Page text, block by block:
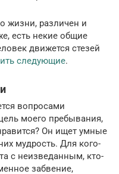
жизни, различен и
есть некие общие
движется стезей
следующие.
вопросами
моего пребывания,
Он ищет умные
мудрость. Для кого-
с неизведанным, кто-
забвение,